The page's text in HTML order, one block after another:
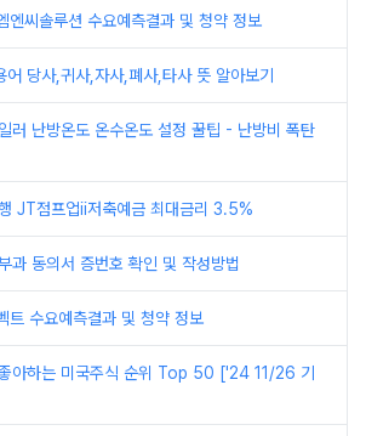
엔씨솔루션 수요예측결과 및 청약 정보
어 당사,귀사,자사,폐사,타사 뜻 알아보기
러 난방온도 온수온도 설정 꿀팁 - 난방비 폭탄
JT점프업ii저축예금 최대금리 3.5%
과 동의서 증번호 확인 및 작성방법
트 수요예측결과 및 청약 정보
아하는 미국주식 순위 Top 50 ['24 11/26 기